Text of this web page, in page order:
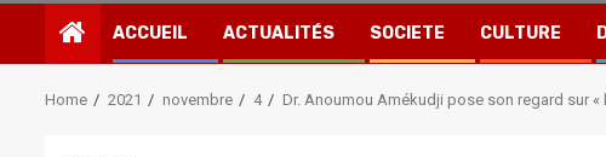
ACCUEIL ACTUALITÉS SOCIETE CULTURE
Home 2021 novembre 4 Dr. Anoumou Amékudji pose son regard sur